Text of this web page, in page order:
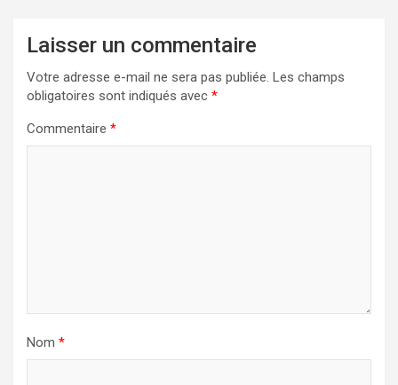
Laisser un commentaire
Votre adresse e-mail ne sera pas publiée. Les champs
obligatoires sont indiqués avec *
Commentaire *
Nom *